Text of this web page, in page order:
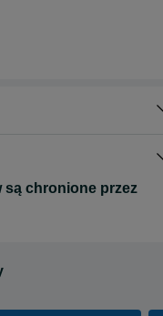
są chronione przez